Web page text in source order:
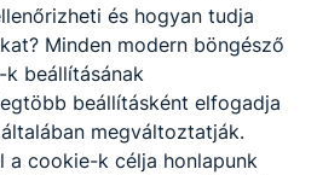
helyen végzett a haiku író
és hogyan tudja
Minden modern böngésző
beállításának
beállításként elfogadja
megváltoztatják.
a cookie-k célja honlapunk